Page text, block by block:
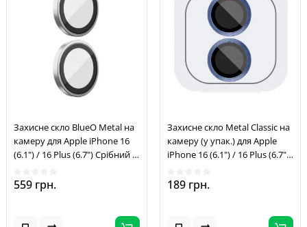
Захисне скло BlueO Metal на
камеру для Apple iPhone 16
(6.1") / 16 Plus (6.7") Срібний /
559 грн.
Захисне скло Metal Classic на
камеру (у упак.) для Apple
iPhone 16 (6.1") / 16 Plus (6.7")
189 грн.